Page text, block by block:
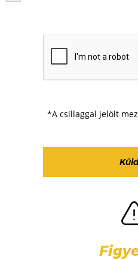
*A csillaggal jelölt